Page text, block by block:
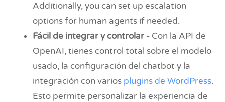
Additionally, you can set up escalation
options for human agents if needed.
Fácil de integrar y controlar - Con la API de
OpenAI, tienes control total sobre el modelo
usado, la configuración del chatbot y la
integración con varios plugins de WordPress.
Esto permite personalizar la experiencia de